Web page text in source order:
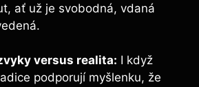
ať už ‌je svobodná,⁤ vdaná
versus realita: I když
podporují myšlenku, že